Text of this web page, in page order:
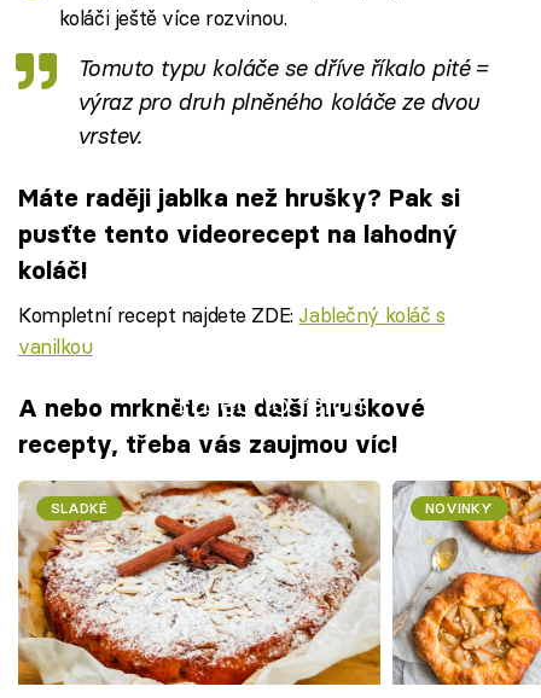
koláči ještě více rozvinou.
Tomuto typu koláče se dříve říkalo pité =
výraz pro druh plněného koláče ze dvou
vrstev.
Máte raději jablka než hrušky? Pak si
pusťte tento videorecept na lahodný
koláč!
Kompletní recept najdete ZDE:Jablečný koláč s
vanilkou
Failed to fetch
A nebo mrkněte na další hruškové
recepty, třeba vás zaujmou víc!
SLADKÉ NOVINKY